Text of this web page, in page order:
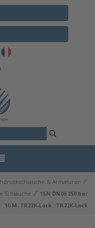
& Armaturen ⁄
Schläuche ⁄ 1SN DN06 250 bar
10 M. TR22K-Lock : TR22K-Lock